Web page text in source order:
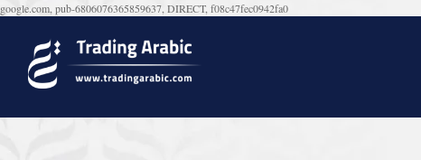
google.com, pub-6806076365859637, DIRECT, f08c47fec0942fa0